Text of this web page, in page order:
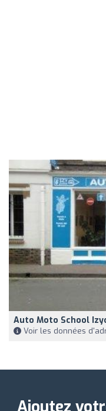
Auto Moto School
Voir les données